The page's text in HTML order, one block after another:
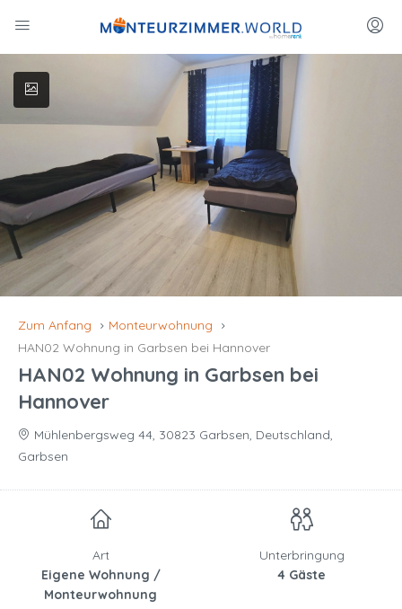
Zum Anfang
Monteurwohnung
HAN02 Wohnung in Garbsen bei Hannover
HAN02 Wohnung in Garbsen bei
Hannover
Mühlenbergsweg 44, 30823 Garbsen, Deutschland,
Garbsen
Art
Eigene Wohnung /
Monteurwohnung
Unterbringung
4 Gäste